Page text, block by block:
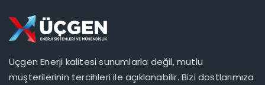
Üçgen Enerji kalitesi sunumlarla değil, mutlu
müşterilerinin tercihleri ile açıklanabilir. Bizi dostlarımıza